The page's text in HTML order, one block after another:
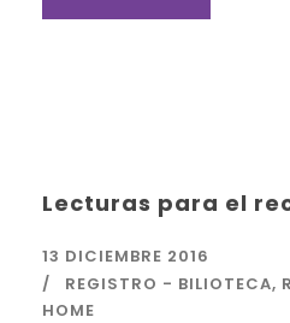
Lecturas para el
13 DICIEMBRE 2016
REGISTRO - BILIOTECA,
HOME